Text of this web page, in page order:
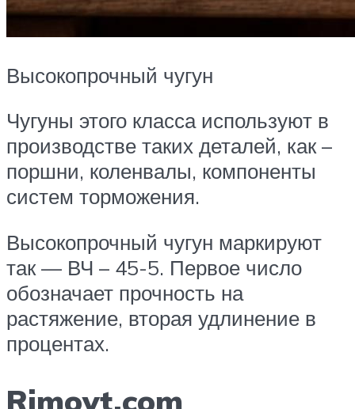
Высокопрочный чугун
Чугуны этого класса используют в
производстве таких деталей, как –
поршни, коленвалы, компоненты
систем торможения.
Высокопрочный чугун маркируют
так — ВЧ – 45-5. Первое число
обозначает прочность на
растяжение, вторая удлинение в
процентах.
Rimoyt.com